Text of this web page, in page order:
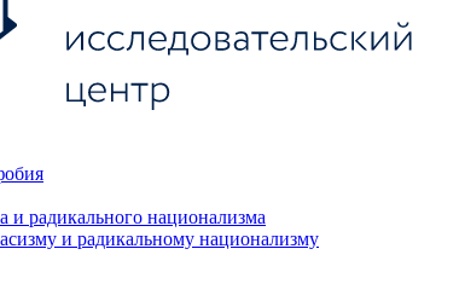
и радикального национализма
и радикальному национализму